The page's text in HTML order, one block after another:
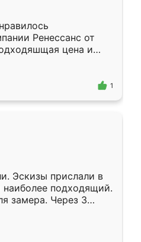
Ренессанс от
цена и
Приехавший
Владислав
самый
1
Эскизы прислали в
подходящий.
замера. Через 3
готова. Остались
Ренессанс
работу!